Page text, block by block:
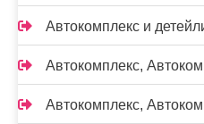
Автокомплекс и
Автокомплекс,
Автокомплекс,